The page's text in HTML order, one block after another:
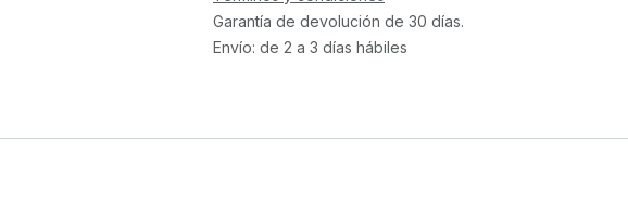
Garantía de devolución de 30 días.
Envío: de 2 a 3 días hábiles